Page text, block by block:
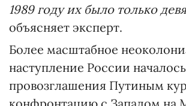
1989 году их было только
объясняет эксперт.
Более масштабное
наступление России
провозглашения Путиным